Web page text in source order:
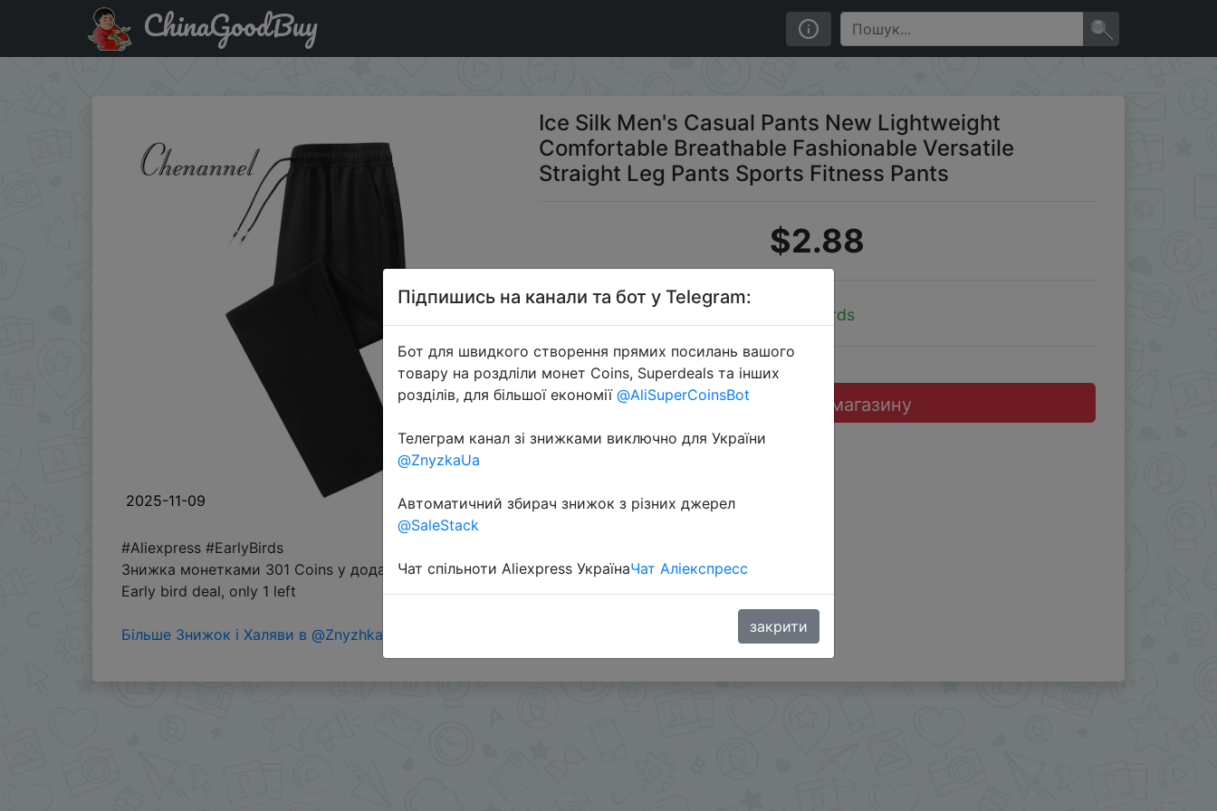
Придбати по знижці Ice Silk Men's Casual Pants New Lightweight Comfortable Breathable Fashionable Versatile Straight Leg Pants Sports Fitness Pants
ChinaGoodBuy
2025-11-09
Ice Silk Men's Casual Pants New Lightweight
Comfortable Breathable Fashionable Versatile
Straight Leg Pants Sports Fitness Pants
$2.88
EarlyBirds
Перейти до магазину
#Aliexpress #EarlyBirds
Знижка монетками 301 Coins у додатку через розділ монет.
Early bird deal, only 1 left
Більше Знижок і Халяви в @ZnyzhkaUA
Підпишись на канали та бот у Telegram:
Бот для швидкого створення прямих посилань вашого
товару на роздліли монет Coins, Superdeals та інших
розділів, для більшої економії @AliSuperCoinsBot
Телеграм канал зі знижками виключно для України
@ZnyzkaUa
Автоматичний збирач знижок з різних джерел
@SaleStack
Чат спільноти Aliexpress УкраїнаЧат Аліекспресс
закрити